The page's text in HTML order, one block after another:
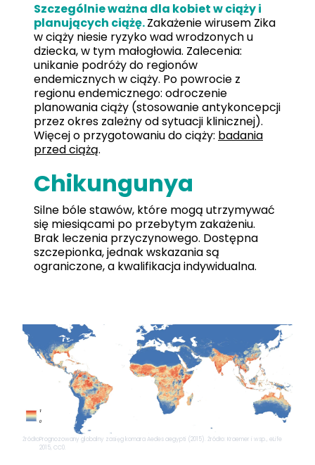
Szczególnie ważna dla kobiet w ciąży i
planujących ciążę.Zakażenie wirusem Zika
w ciąży niesie ryzyko wad wrodzonych u
dziecka, w tym małogłowia. Zalecenia:
unikanie podróży do regionów
endemicznych w ciąży. Po powrocie z
regionu endemicznego: odroczenie
planowania ciąży (stosowanie antykoncepcji
przez okres zależny od sytuacji klinicznej).
Więcej o przygotowaniu do ciąży: badania
przed ciążą.
Chikungunya
Silne bóle stawów, które mogą utrzymywać
się miesiącami po przebytym zakażeniu.
Brak leczenia przyczynowego. Dostępna
szczepionka, jednak wskazania są
ograniczone, a kwalifikacja indywidualna.
ŹródłoPrognozowany globalny zasięg komara Aedes aegypti (2015). Źródło: Kraemer i wsp., eLife
2015, CC0.